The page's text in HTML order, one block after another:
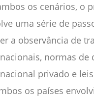
os cenários, o
uma série de
a observância de
normas de
privado e
os países